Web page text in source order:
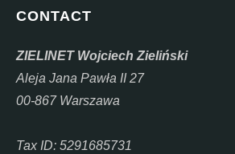
CONTACT
ZIELINET Wojciech Zieliński
Aleja Jana Pawła II 27
00-867 Warszawa
Tax ID: 5291685731